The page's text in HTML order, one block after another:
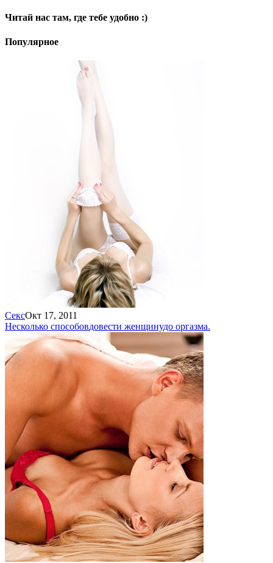
Читай нас там, где тебе удобно :)
Популярное
СексОкт 17, 2011
Несколько способовдовести женщинудо оргазма.